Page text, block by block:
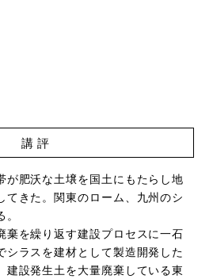
講 評
肥沃な土壌を国土にもたらし地
てきた。関東のローム、九州のシ
を繰り返す建設プロセスに一石
シラスを建材として製造開発した
建設発生土を大量廃棄している東